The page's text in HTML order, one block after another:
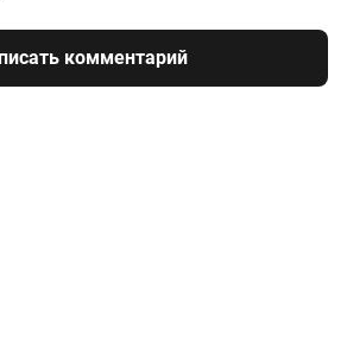
комментарий